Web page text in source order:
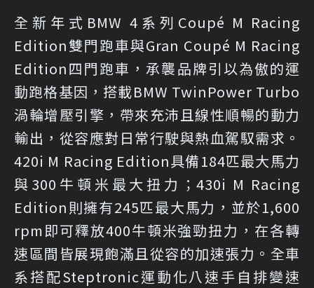
全新年式BMW 4系列Coupé M Racing
Edition雙門跑車與Gran Coupé M Racing
Edition四門跑車，承襲品牌引以為傲的運
動跑格基因，搭載BMW TwinPower Turbo
渦輪增壓引擎，帶來充沛且線性順暢的動力
輸出，從容應對日常行駛與熱血駕馭需求。
420i M Racing Edition具備184匹最大馬力
與300牛頓米最大扭力；430i M Racing
Edition則擁有245匹最大馬力，並於1,600
rpm即可釋放400牛頓米強勁扭力，在各轉
速區間皆展現飽滿且從容的加速張力。全車
系搭配Steptronic運動化八速手自排變速